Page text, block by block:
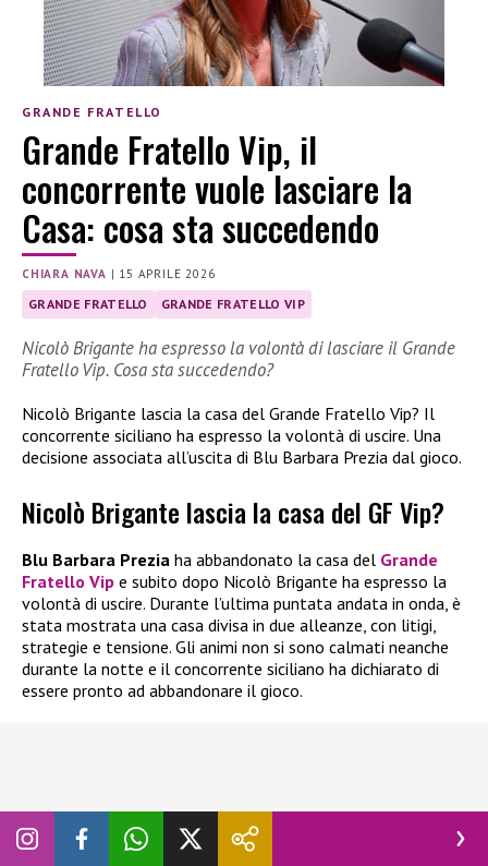
GRANDE FRATELLO
Grande Fratello Vip, il
concorrente vuole lasciare la
Casa: cosa sta succedendo
CHIARA NAVA | 15 APRILE 2026
GRANDE FRATELLO GRANDE FRATELLO VIP
Nicolò Brigante ha espresso la volontà di lasciare il Grande
Fratello Vip. Cosa sta succedendo?
Nicolò Brigante lascia la casa del Grande Fratello Vip? Il
concorrente siciliano ha espresso la volontà di uscire. Una
decisione associata all’uscita di Blu Barbara Prezia dal gioco.
Nicolò Brigante lascia la casa del GF Vip?
Blu Barbara Prezia ha abbandonato la casa del Grande
Fratello Vip e subito dopo Nicolò Brigante ha espresso la
volontà di uscire. Durante l’ultima puntata andata in onda, è
stata mostrata una casa divisa in due alleanze, con litigi,
strategie e tensione. Gli animi non si sono calmati neanche
durante la notte e il concorrente siciliano ha dichiarato di
essere pronto ad abbandonare il gioco.